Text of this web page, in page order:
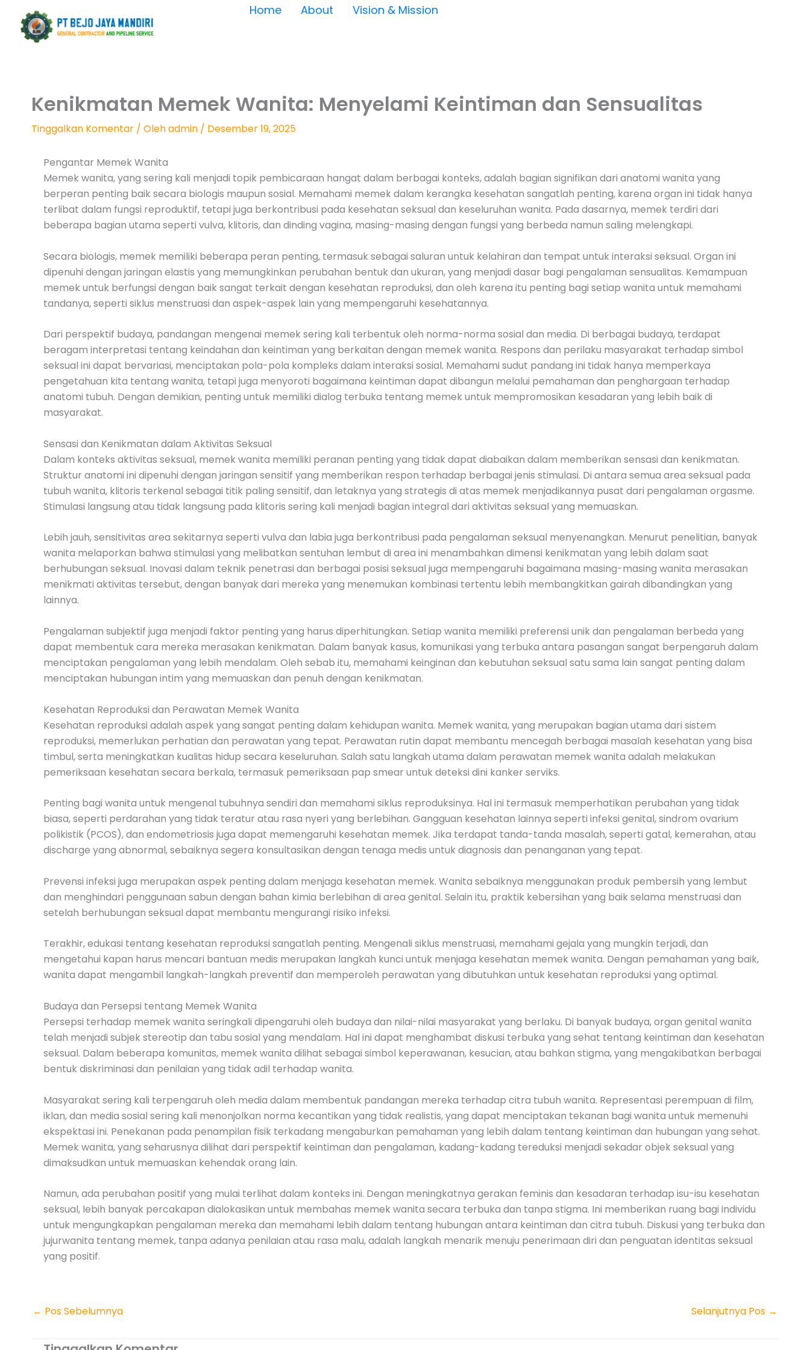
konten
Home About Vision & Mission
Kenikmatan Memek Wanita: Menyelami Keintiman dan Sensualitas
Tinggalkan Komentar / Olehadmin / Desember 19, 2025
Pengantar Memek Wanita
Memek wanita, yang sering kali menjadi topik pembicaraan hangat dalam berbagai konteks, adalah bagian signifikan dari anatomi wanita yang
berperan penting baik secara biologis maupun sosial. Memahami memek dalam kerangka kesehatan sangatlah penting, karena organ ini tidak hanya
terlibat dalam fungsi reproduktif, tetapi juga berkontribusi pada kesehatan seksual dan keseluruhan wanita. Pada dasarnya, memek terdiri dari
beberapa bagian utama seperti vulva, klitoris, dan dinding vagina, masing-masing dengan fungsi yang berbeda namun saling melengkapi.
Secara biologis, memek memiliki beberapa peran penting, termasuk sebagai saluran untuk kelahiran dan tempat untuk interaksi seksual. Organ ini
dipenuhi dengan jaringan elastis yang memungkinkan perubahan bentuk dan ukuran, yang menjadi dasar bagi pengalaman sensualitas. Kemampuan
memek untuk berfungsi dengan baik sangat terkait dengan kesehatan reproduksi, dan oleh karena itu penting bagi setiap wanita untuk memahami
tandanya, seperti siklus menstruasi dan aspek-aspek lain yang mempengaruhi kesehatannya.
Dari perspektif budaya, pandangan mengenai memek sering kali terbentuk oleh norma-norma sosial dan media. Di berbagai budaya, terdapat
beragam interpretasi tentang keindahan dan keintiman yang berkaitan dengan memek wanita. Respons dan perilaku masyarakat terhadap simbol
seksual ini dapat bervariasi, menciptakan pola-pola kompleks dalam interaksi sosial. Memahami sudut pandang ini tidak hanya memperkaya
pengetahuan kita tentang wanita, tetapi juga menyoroti bagaimana keintiman dapat dibangun melalui pemahaman dan penghargaan terhadap
anatomi tubuh. Dengan demikian, penting untuk memiliki dialog terbuka tentang memek untuk mempromosikan kesadaran yang lebih baik di
masyarakat.
Sensasi dan Kenikmatan dalam Aktivitas Seksual
Dalam konteks aktivitas seksual, memek wanita memiliki peranan penting yang tidak dapat diabaikan dalam memberikan sensasi dan kenikmatan.
Struktur anatomi ini dipenuhi dengan jaringan sensitif yang memberikan respon terhadap berbagai jenis stimulasi. Di antara semua area seksual pada
tubuh wanita, klitoris terkenal sebagai titik paling sensitif, dan letaknya yang strategis di atas memek menjadikannya pusat dari pengalaman orgasme.
Stimulasi langsung atau tidak langsung pada klitoris sering kali menjadi bagian integral dari aktivitas seksual yang memuaskan.
Lebih jauh, sensitivitas area sekitarnya seperti vulva dan labia juga berkontribusi pada pengalaman seksual menyenangkan. Menurut penelitian, banyak
wanita melaporkan bahwa stimulasi yang melibatkan sentuhan lembut di area ini menambahkan dimensi kenikmatan yang lebih dalam saat
berhubungan seksual. Inovasi dalam teknik penetrasi dan berbagai posisi seksual juga mempengaruhi bagaimana masing-masing wanita merasakan
menikmati aktivitas tersebut, dengan banyak dari mereka yang menemukan kombinasi tertentu lebih membangkitkan gairah dibandingkan yang
lainnya.
Pengalaman subjektif juga menjadi faktor penting yang harus diperhitungkan. Setiap wanita memiliki preferensi unik dan pengalaman berbeda yang
dapat membentuk cara mereka merasakan kenikmatan. Dalam banyak kasus, komunikasi yang terbuka antara pasangan sangat berpengaruh dalam
menciptakan pengalaman yang lebih mendalam. Oleh sebab itu, memahami keinginan dan kebutuhan seksual satu sama lain sangat penting dalam
menciptakan hubungan intim yang memuaskan dan penuh dengan kenikmatan.
Kesehatan Reproduksi dan Perawatan Memek Wanita
Kesehatan reproduksi adalah aspek yang sangat penting dalam kehidupan wanita. Memek wanita, yang merupakan bagian utama dari sistem
reproduksi, memerlukan perhatian dan perawatan yang tepat. Perawatan rutin dapat membantu mencegah berbagai masalah kesehatan yang bisa
timbul, serta meningkatkan kualitas hidup secara keseluruhan. Salah satu langkah utama dalam perawatan memek wanita adalah melakukan
pemeriksaan kesehatan secara berkala, termasuk pemeriksaan pap smear untuk deteksi dini kanker serviks.
Penting bagi wanita untuk mengenal tubuhnya sendiri dan memahami siklus reproduksinya. Hal ini termasuk memperhatikan perubahan yang tidak
biasa, seperti perdarahan yang tidak teratur atau rasa nyeri yang berlebihan. Gangguan kesehatan lainnya seperti infeksi genital, sindrom ovarium
polikistik (PCOS), dan endometriosis juga dapat memengaruhi kesehatan memek. Jika terdapat tanda-tanda masalah, seperti gatal, kemerahan, atau
discharge yang abnormal, sebaiknya segera konsultasikan dengan tenaga medis untuk diagnosis dan penanganan yang tepat.
Prevensi infeksi juga merupakan aspek penting dalam menjaga kesehatan memek. Wanita sebaiknya menggunakan produk pembersih yang lembut
dan menghindari penggunaan sabun dengan bahan kimia berlebihan di area genital. Selain itu, praktik kebersihan yang baik selama menstruasi dan
setelah berhubungan seksual dapat membantu mengurangi risiko infeksi.
Terakhir, edukasi tentang kesehatan reproduksi sangatlah penting. Mengenali siklus menstruasi, memahami gejala yang mungkin terjadi, dan
mengetahui kapan harus mencari bantuan medis merupakan langkah kunci untuk menjaga kesehatan memek wanita. Dengan pemahaman yang baik,
wanita dapat mengambil langkah-langkah preventif dan memperoleh perawatan yang dibutuhkan untuk kesehatan reproduksi yang optimal.
Budaya dan Persepsi tentang Memek Wanita
Persepsi terhadap memek wanita seringkali dipengaruhi oleh budaya dan nilai-nilai masyarakat yang berlaku. Di banyak budaya, organ genital wanita
telah menjadi subjek stereotip dan tabu sosial yang mendalam. Hal ini dapat menghambat diskusi terbuka yang sehat tentang keintiman dan kesehatan
seksual. Dalam beberapa komunitas, memek wanita dilihat sebagai simbol keperawanan, kesucian, atau bahkan stigma, yang mengakibatkan berbagai
bentuk diskriminasi dan penilaian yang tidak adil terhadap wanita.
Masyarakat sering kali terpengaruh oleh media dalam membentuk pandangan mereka terhadap citra tubuh wanita. Representasi perempuan di film,
iklan, dan media sosial sering kali menonjolkan norma kecantikan yang tidak realistis, yang dapat menciptakan tekanan bagi wanita untuk memenuhi
ekspektasi ini. Penekanan pada penampilan fisik terkadang mengaburkan pemahaman yang lebih dalam tentang keintiman dan hubungan yang sehat.
Memek wanita, yang seharusnya dilihat dari perspektif keintiman dan pengalaman, kadang-kadang tereduksi menjadi sekadar objek seksual yang
dimaksudkan untuk memuaskan kehendak orang lain.
Namun, ada perubahan positif yang mulai terlihat dalam konteks ini. Dengan meningkatnya gerakan feminis dan kesadaran terhadap isu-isu kesehatan
seksual, lebih banyak percakapan dialokasikan untuk membahas memek wanita secara terbuka dan tanpa stigma. Ini memberikan ruang bagi individu
untuk mengungkapkan pengalaman mereka dan memahami lebih dalam tentang hubungan antara keintiman dan citra tubuh. Diskusi yang terbuka dan
jujurwanita tentang memek, tanpa adanya penilaian atau rasa malu, adalah langkah menarik menuju penerimaan diri dan penguatan identitas seksual
yang positif.
← Pos Sebelumnya Selanjutnya Pos →